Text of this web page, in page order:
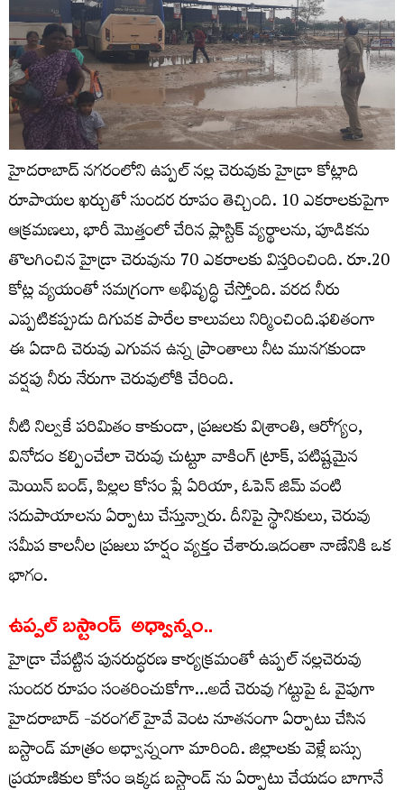
హైదరాబాద్ నగరంలోని ఉప్పల్ నల్ల చెరువుకు హైడ్రా కోట్లాది
రూపాయల ఖర్చుతో సుందర రూపం తెచ్చింది. 10 ఎకరాలకుపైగా
ఆక్రమణలు, భారీ మొత్తంలో చేరిన ప్లాస్టిక్‌ వ్యర్థాలను, పూడికను
తొలగించిన హైడ్రా చెరువును 70 ఎకరాలకు విస్తరించింది. రూ.20
కోట్ల వ్యయంతో సమగ్రంగా అభివృద్ధి చేస్తోంది. వరద నీరు
ఎప్పటికప్పుడు దిగువక పారేల కాలువలు నిర్మించింది.ఫలితంగా
ఈ ఏడాది చెరువు ఎగువన ఉన్న ప్రాంతాలు నీట మునగకుండా
వర్షపు నీరు నేరుగా చెరువులోకి చేరింది.
నీటి నిల్వకే పరిమితం కాకుండా, ప్రజలకు విశ్రాంతి, ఆరోగ్యం,
వినోదం కల్పించేలా చెరువు చుట్టూ వాకింగ్‌ ట్రాక్, పటిష్టమైన
మెయిన్‌ బండ్, పిల్లల కోసం ప్లే ఏరియా, ఓపెన్‌ జిమ్‌ వంటి
సదుపాయాలను ఏర్పాటు చేస్తున్నారు. దీనిపై స్థానికులు, చెరువు
సమీప కాలనీల ప్రజలు హర్షం వ్యక్తం చేశారు.ఇదంతా నాణేనికి ఒక
భాగం.
ఉప్పల్ బస్టాండ్ అధ్వాన్నం..
హైడ్రా చేపట్టిన పునరుద్ధరణ కార్యక్రమంతో ఉప్పల్ నల్లచెరువు
సుందర రూపం సంతరించుకోగా…అదే చెరువు గట్టుపై ఓ వైపుగా
హైదరాబాద్ -వరంగల్ హైవే వెంట నూతనంగా ఏర్పాటు చేసిన
బస్టాండ్ మాత్రం అధ్వాన్నంగా మారింది. జిల్లాలకు వెళ్లే బస్సు
ప్రయాణికుల కోసం ఇక్కడ బస్టాండ్ ను ఏర్పాటు చేయడం బాగానే